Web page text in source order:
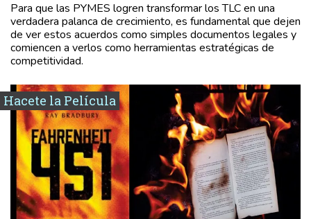
Para que las PYMES logren transformar los TLC en una
verdadera palanca de crecimiento, es fundamental que dejen
de ver estos acuerdos como simples documentos legales y
comiencen a verlos como herramientas estratégicas de
competitividad.
Hacete la Película